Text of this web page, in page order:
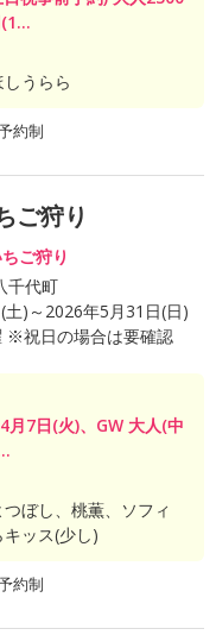
うらら
約制
ご狩り
ご狩り
千代町
)～2026年5月31日(日)
※祝日の場合は要確認
7日(火)、GW 大人(中
ぼし、桃薫、ソフィ
ッス(少し)
約制